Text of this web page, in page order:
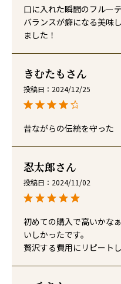
口に入れた瞬間のフルー
バランスが癖になる美味
ました！
きむたも
投稿日 2024/12/25
昔ながらの伝統を守った
忍太郎
投稿日 2024/11/02
初めての購入で高いかな
いしかったです。
贅沢する費用にリピート